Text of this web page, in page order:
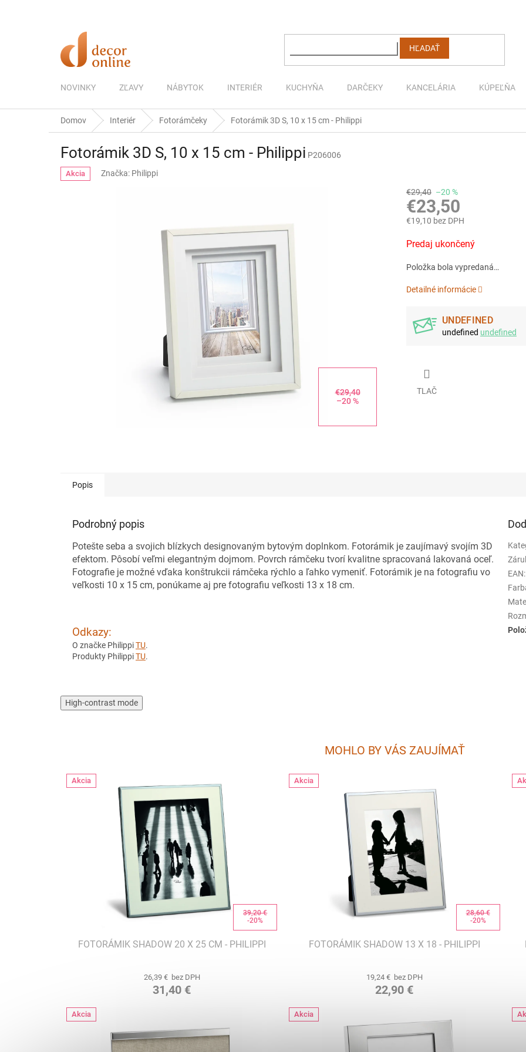
HĽADAŤ
NOVINKY ZĽAVY NÁBYTOK INTERIÉR KUCHYŇA DARČEKY KANCELÁRIA KÚPEĽŇA
Domov Interiér Fotorámčeky Fotorámik 3D S, 10 x 15 cm - Philippi
Fotorámik 3D S, 10 x 15 cm - Philippi P206006
Akcia Značka: Philippi
€29,40
–20 %
€29,40 –20 %
€23,50
€19,10 bez DPH
cena:
Predaj ukončený
Položka bola vypredaná…
Detailné informácie
UNDEFINED
undefined undefined
TLAČ
Popis
Podrobný popis
Potešte seba a svojich blízkych designovaným bytovým doplnkom. Fotorámik je zaujímavý svojím 3D
efektom. Pôsobí veľmi elegantným dojmom. Povrch rámčeku tvorí kvalitne spracovaná lakovaná oceľ.
Fotografie je možné vďaka konštrukcii rámčeka rýchlo a ľahko vymeniť. Fotorámik je na fotografiu vo
veľkosti 10 x 15 cm, ponúkame aj pre fotografiu veľkosti 13 x 18 cm.
Odkazy:
O značke PhilippiTU.
Produkty PhilippiTU.
EAN:
High-contrast mode
MOHLO BY VÁS ZAUJÍMAŤ
Akcia
39,20 €
-20%
FOTORÁMIK SHADOW 20 X 25 CM - PHILIPPI
26,39 € bez DPH
31,40 €
Akcia
28,60 €
-20%
FOTORÁMIK SHADOW 13 X 18 - PHILIPPI
19,24 € bez DPH
22,90 €
Akcia Akcia